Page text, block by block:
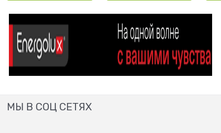
МЫ В СОЦ СЕТЯХ